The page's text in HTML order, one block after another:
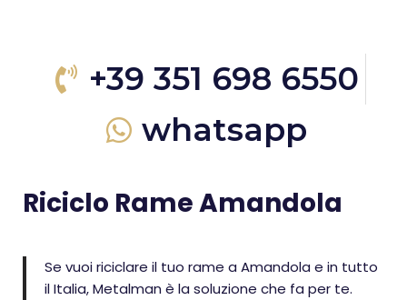
+39 351 698 6550
whatsapp
Riciclo Rame Amandola
Se vuoi riciclare il tuo rame a Amandola e in tutto
il Italia, Metalman è la soluzione che fa per te.